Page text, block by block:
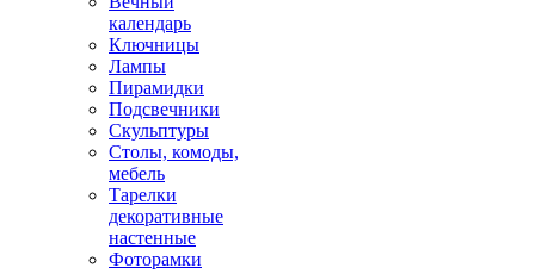
календарь
Ключницы
Лампы
Пирамидки
Подсвечники
Скульптуры
Столы, комоды,
мебель
Тарелки
декоративные
настенные
Фоторамки